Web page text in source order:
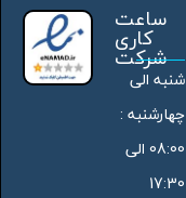
ساعت
کاری
شرکت
شنبه الی
چهارشنبه :
08:00 الی
17:30